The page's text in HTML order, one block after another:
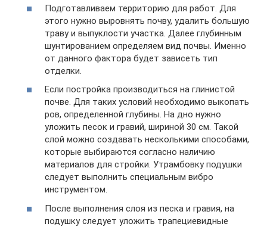
Подготавливаем территорию для работ. Для
этого нужно выровнять почву, удалить большую
траву и выпуклости участка. Далее глубинным
шунтированием определяем вид почвы. Именно
от данного фактора будет зависеть тип
отделки.
Если постройка производиться на глинистой
почве. Для таких условий необходимо выкопать
ров, определенной глубины. На дно нужно
уложить песок и гравий, шириной 30 см. Такой
слой можно создавать несколькими способами,
которые выбираются согласно наличию
материалов для стройки. Утрамбовку подушки
следует выполнить специальным вибро
инструментом.
После выполнения слоя из песка и гравия, на
подушку следует уложить трапециевидные